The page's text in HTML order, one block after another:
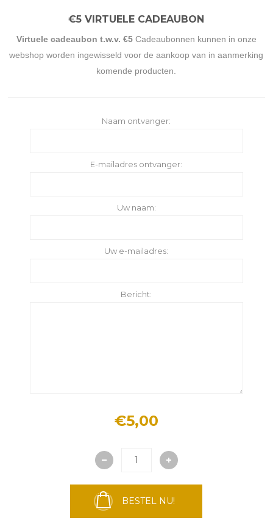
€5 VIRTUELE CADEAUBON
Virtuele cadeaubon t.w.v. €5Cadeaubonnen kunnen in onze
webshop worden ingewisseld voor de aankoop van in aanmerking
komende producten.
Naam ontvanger:
E-mailadres ontvanger:
Uw naam:
Uw e-mailadres:
Bericht:
€5,00
BESTEL NU!